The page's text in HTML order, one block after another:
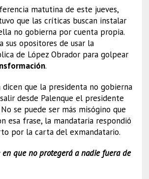
matutina de este jueves,
que las críticas buscan instalar
no gobierna por cuenta propia.
sus opositores de usar la
de López Obrador para golpear
.
dicen que la presidenta no gobierna
desde Palenque el presidente
se puede ser más misógino que
esa frase, la mandataria respondió
por la carta del exmandatario.
en que no protegerá a nadie fuera de